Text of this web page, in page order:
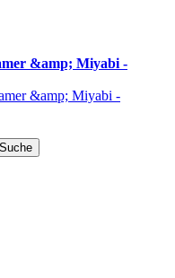
&amp; Miyabi -
Suche